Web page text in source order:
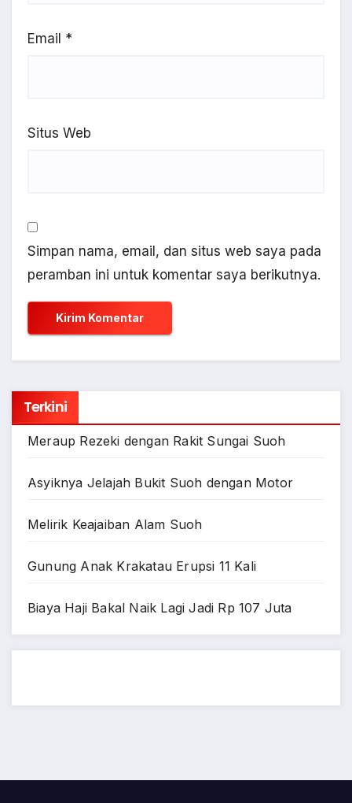
Email *
Situs Web
Simpan nama, email, dan situs web saya pada
peramban ini untuk komentar saya berikutnya.
Terkini
Meraup Rezeki dengan Rakit Sungai Suoh
Asyiknya Jelajah Bukit Suoh dengan Motor
Melirik Keajaiban Alam Suoh
Gunung Anak Krakatau Erupsi 11 Kali
Biaya Haji Bakal Naik Lagi Jadi Rp 107 Juta